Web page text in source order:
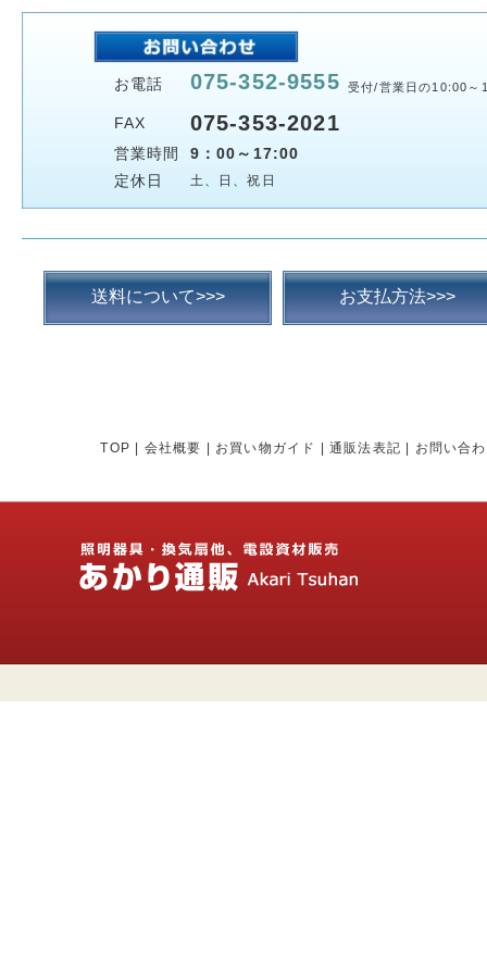
お電話 075-352-9555 受付/営業日の10:00～
FAX 075-353-2021
営業時間
9：00～17:00
定休日
土、日、祝日
送料について>>> お支払方法>>>
TOP 会社概要 お買い物ガイド 通販法表記 お問い合